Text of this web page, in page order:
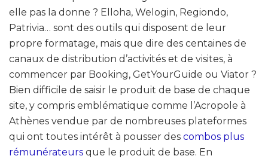
elle pas la donne ? Elloha, Welogin, Regiondo,
Patrivia… sont des outils qui disposent de leur
propre formatage, mais que dire des centaines de
canaux de distribution d’activités et de visites, à
commencer par Booking, GetYourGuide ou Viator ?
Bien difficile de saisir le produit de base de chaque
site, y compris emblématique comme l’Acropole à
Athènes vendue par de nombreuses plateformes
qui ont toutes intérêt à pousser des combos plus
rémunérateurs que le produit de base. En